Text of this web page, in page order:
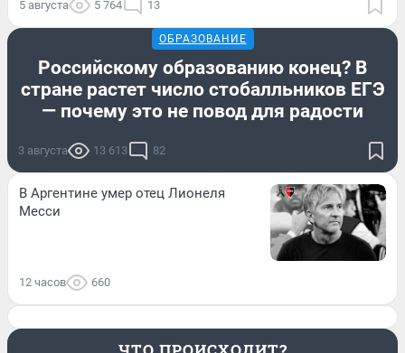
5 августа 5 764 13
ОБРАЗОВАНИЕ
Российскому образованию конец? В
стране растет число стобалльников ЕГЭ
— почему это не повод для радости
3 августа 13 613 82
В Аргентине умер отец Лионеля
Месси
12 часов 660